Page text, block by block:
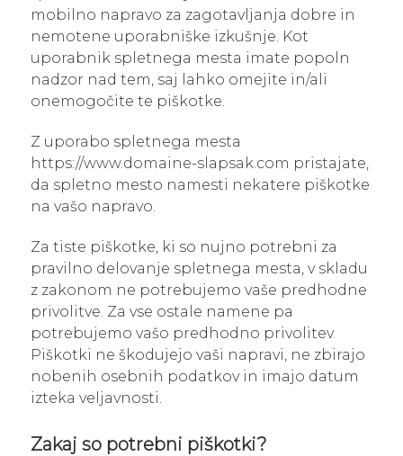
mobilno napravo za zagotavljanja dobre in
nemotene uporabniške izkušnje. Kot
uporabnik spletnega mesta imate popoln
nadzor nad tem, saj lahko omejite in/ali
onemogočite te piškotke.
Z uporabo spletnega mesta
https://www.domaine-slapsak.com pristajate,
da spletno mesto namesti nekatere piškotke
na vašo napravo.
Za tiste piškotke, ki so nujno potrebni za
pravilno delovanje spletnega mesta, v skladu
z zakonom ne potrebujemo vaše predhodne
privolitve. Za vse ostale namene pa
potrebujemo vašo predhodno privolitev.
Piškotki ne škodujejo vaši napravi, ne zbirajo
nobenih osebnih podatkov in imajo datum
izteka veljavnosti.
Zakaj so potrebni piškotki?